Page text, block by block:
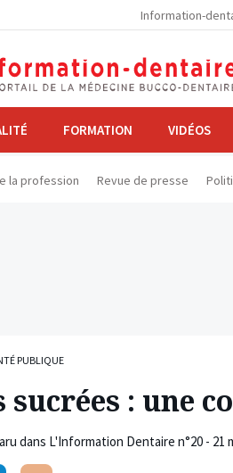
Information-
FORMATION VIDÉOS
la profession Revue de presse
PUBLIQUE
sucrées : une
dans L'Information Dentaire n°20 - 21